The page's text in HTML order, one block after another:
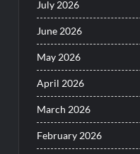
July 2026
June 2026
May 2026
April 2026
March 2026
February 2026